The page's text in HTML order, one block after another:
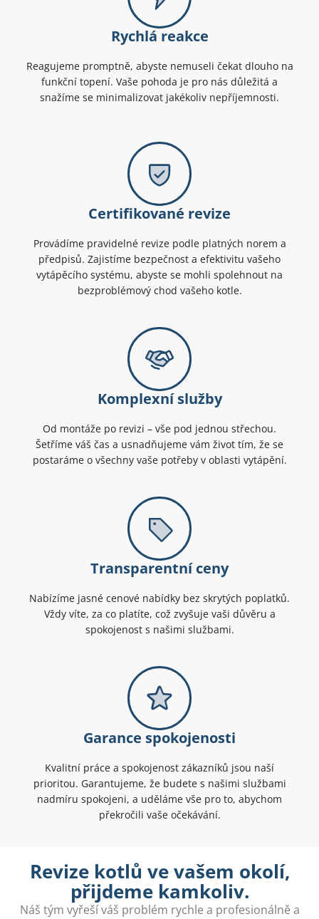
Rychlá reakce
Reagujeme promptně, abyste nemuseli čekat dlouho na
funkční topení. Vaše pohoda je pro nás důležitá a
snažíme se minimalizovat jakékoliv nepříjemnosti.
Certifikované revize
Provádíme pravidelné revize podle platných norem a
předpisů. Zajistíme bezpečnost a efektivitu vašeho
vytápěcího systému, abyste se mohli spolehnout na
bezproblémový chod vašeho kotle.
Komplexní služby
Od montáže po revizi – vše pod jednou střechou.
Šetříme váš čas a usnadňujeme vám život tím, že se
postaráme o všechny vaše potřeby v oblasti vytápění.
Transparentní ceny
Nabízíme jasné cenové nabídky bez skrytých poplatků.
Vždy víte, za co platíte, což zvyšuje vaši důvěru a
spokojenost s našimi službami.
Garance spokojenosti
Kvalitní práce a spokojenost zákazníků jsou naší
prioritou. Garantujeme, že budete s našimi službami
nadmíru spokojeni, a uděláme vše pro to, abychom
překročili vaše očekávání.
Revize kotlů ve vašem okolí,
přijdeme kamkoliv.
Náš tým vyřeší váš problém rychle a profesionálně a